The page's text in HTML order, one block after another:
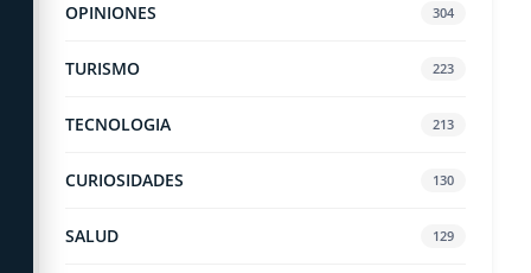
OPINIONES 304
TURISMO 223
TECNOLOGIA 213
CURIOSIDADES 130
SALUD 129